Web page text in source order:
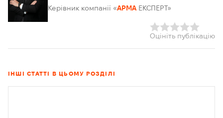
Керівник компанії «АРМА ЕКСПЕРТ»
Оцініть публікацію
ІНШІ СТАТТІ В ЦЬОМУ РОЗДІЛІ